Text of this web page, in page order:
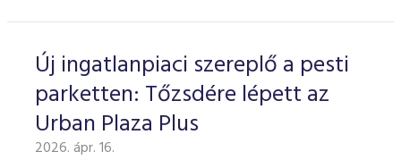
Új ingatlanpiaci szereplő a pesti
parketten: Tőzsdére lépett az
Urban Plaza Plus
2026. ápr. 16.